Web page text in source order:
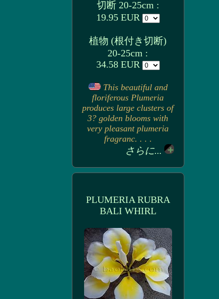
切断 20-25cm :
19.95 EUR
植物 (根付き切断)
20-25cm :
34.58 EUR
This beautiful and
floriferous Plumeria
produces large clusters of
3? golden blooms with
very pleasant plumeria
fragranc. . . .
さらに...
PLUMERIA RUBRA
BALI WHIRL